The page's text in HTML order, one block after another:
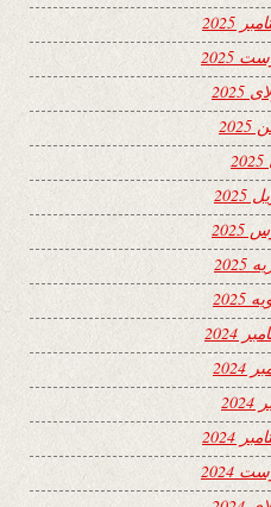
2025
2025
2025
2024
2024
2024